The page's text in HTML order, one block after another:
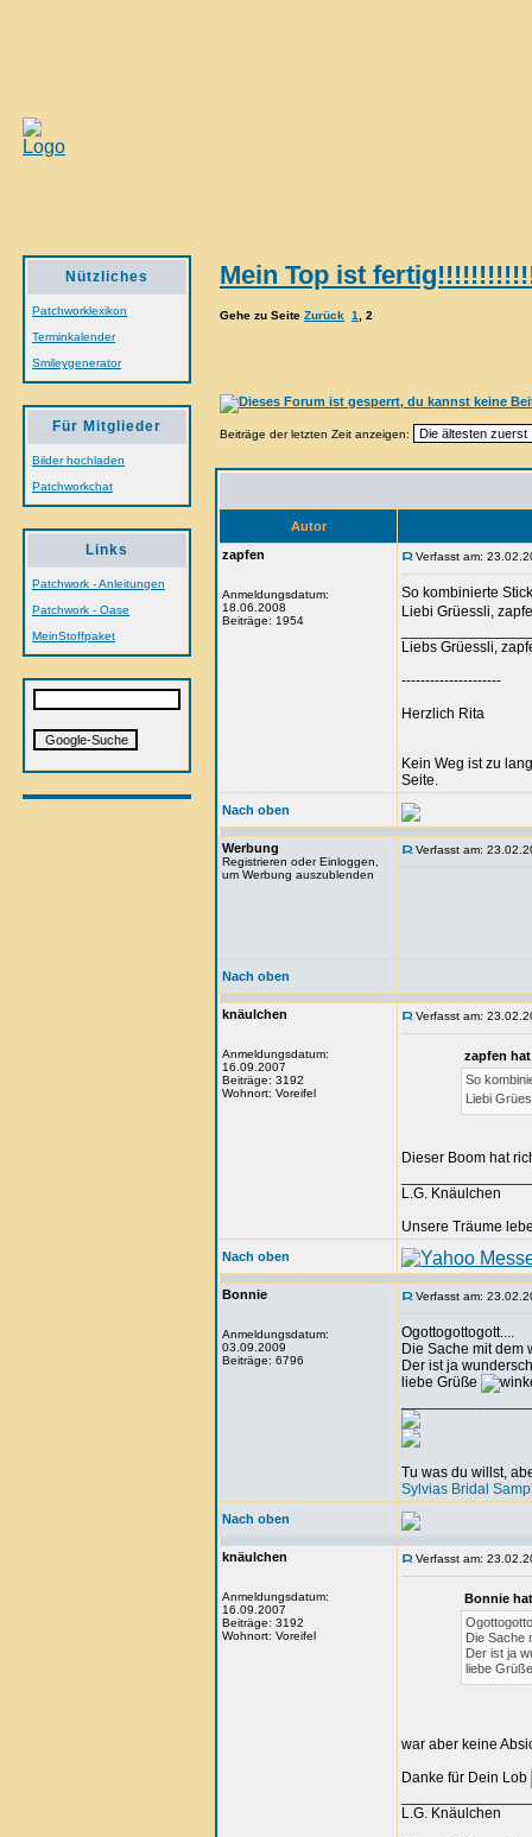
Nützliches
Patchworklexikon
Terminkalender
Smileygenerator
Für Mitglieder
Bilder hochladen
Patchworkchat
Links
Patchwork - Anleitungen
Patchwork - Oase
MeinStoffpaket
Mein Top ist
Gehe zu Seite Zurück 1 2
Beiträge der letzten Zeit anzeigen:
Autor
zapfen
Anmeldungsdatum:
18.06.2008
Beiträge: 1954
Verfasst am:
So kombinierte
Liebi Grüessli,
Liebs Grüessli,
---------------------
Herzlich Rita
Kein Weg ist zu
Seite.
Nach oben
Werbung
Registrieren oder Einloggen,
um Werbung auszublenden
Verfasst am:
Nach oben
knäulchen
Anmeldungsdatum:
16.09.2007
Beiträge: 3192
Wohnort: Voreifel
Verfasst am:
zapfen
So
Liebi
Dieser Boom hat
L.G. Knäulchen
Unsere Träume
Nach oben
Bonnie
Anmeldungsdatum:
03.09.2009
Beiträge: 6796
Verfasst am:
Ogottogottogott....
Die Sache mit dem
Der ist ja
liebe Grüße
Tu was du willst,
Sylvias Bridal
Nach oben
knäulchen
Anmeldungsdatum:
16.09.2007
Beiträge: 3192
Wohnort: Voreifel
Verfasst am:
Bonnie
Die Sache
Der ist ja
liebe
war aber keine
Danke für Dein Lob
L.G. Knäulchen